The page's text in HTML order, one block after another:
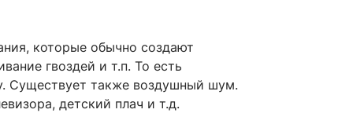
которые обычно создают
гвоздей и т.п. То есть
Существует также воздушный шум.
детский плач и т.д.